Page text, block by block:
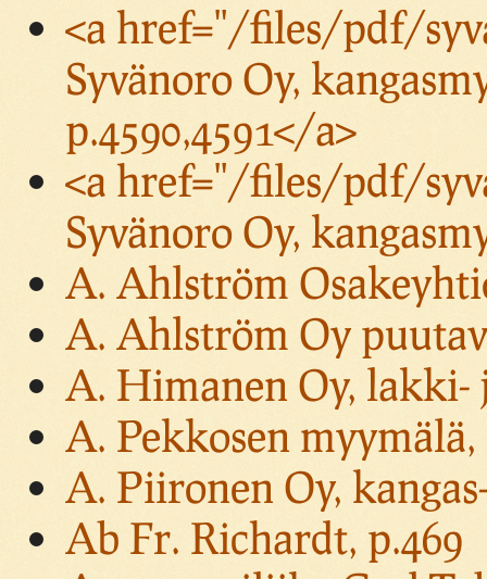
<a href="/files/pdf/
Syvänoro Oy,
p.4590,4591</a>
<a href="/files/pdf/
Syvänoro Oy,
A. Ahlström
A. Ahlström Oy
A. Himanen Oy, lakki-
A. Pekkosen myymälä,
A. Piironen Oy,
Ab Fr. Richardt, p.469